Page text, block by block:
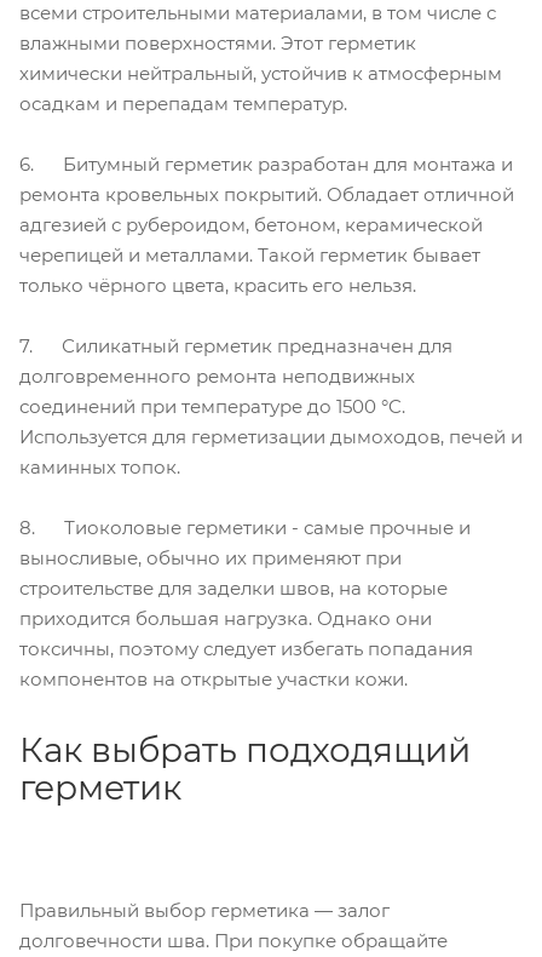
всеми строительными материалами, в том числе с
влажными поверхностями. Этот герметик
химически нейтральный, устойчив к атмосферным
осадкам и перепадам температур.
6. Битумный герметик разработан для монтажа и
ремонта кровельных покрытий. Обладает отличной
адгезией с рубероидом, бетоном, керамической
черепицей и металлами. Такой герметик бывает
только чёрного цвета, красить его нельзя.
7. Силикатный герметик предназначен для
долговременного ремонта неподвижных
соединений при температуре до 1500 °C.
Используется для герметизации дымоходов, печей и
каминных топок.
8. Тиоколовые герметики - самые прочные и
выносливые, обычно их применяют при
строительстве для заделки швов, на которые
приходится большая нагрузка. Однако они
токсичны, поэтому следует избегать попадания
компонентов на открытые участки кожи.
Как выбрать подходящий
герметик
Правильный выбор герметика — залог
долговечности шва. При покупке обращайте